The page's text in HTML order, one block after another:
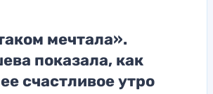
мечтала».
показала, как
счастливое утро